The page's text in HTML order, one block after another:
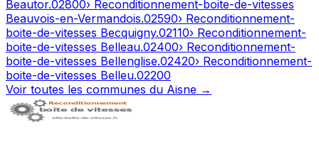
Beautor.02800› Reconditionnement-boite-de-vitesses
Beauvois-en-Vermandois.02590› Reconditionnement-
boite-de-vitesses Becquigny.02110› Reconditionnement-
boite-de-vitesses Belleau.02400› Reconditionnement-
boite-de-vitesses Bellenglise.02420› Reconditionnement-
boite-de-vitesses Belleu.02200
Voir toutes les communes du Aisne →